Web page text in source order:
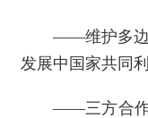
——维护多边
发展中国家共同
——三方合作